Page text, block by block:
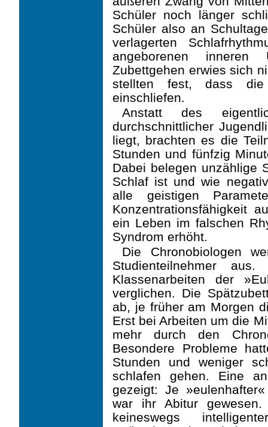
Schüler noch länger
Schüler also an
verlagerten
angeborenen
Zubettgehen erwies sich
stellten fest, dass
einschliefen.
Anstatt des
durchschnittlicher
liegt, brachten es die
Stunden und fünfzig
Dabei belegen unzählige
Schlaf ist und wie
alle geistigen
Konzentrationsfähigkeit
ein Leben im falschen
Syndrom erhöht.
Die Chronobiologen
Studienteilnehmer
Klassenarbeiten der
verglichen. Die
ab, je früher am Morgen
Erst bei Arbeiten um die
mehr durch den
Besondere Probleme
Stunden und weniger
schlafen gehen. Eine
gezeigt: Je
war ihr Abitur
keineswegs